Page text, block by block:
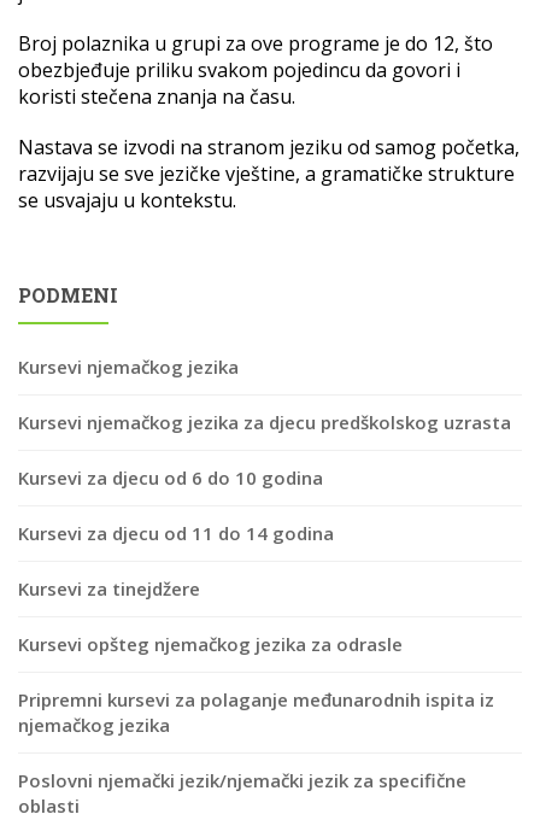
Broj polaznika u grupi za ove programe je do 12, što
obezbjeđuje priliku svakom pojedincu da govori i
koristi stečena znanja na času.
Nastava se izvodi na stranom jeziku od samog početka,
razvijaju se sve jezičke vještine, a gramatičke strukture
se usvajaju u kontekstu.
PODMENI
Kursevi njemačkog jezika
Kursevi njemačkog jezika za djecu predškolskog uzrasta
Kursevi za djecu od 6 do 10 godina
Kursevi za djecu od 11 do 14 godina
Kursevi za tinejdžere
Kursevi opšteg njemačkog jezika za odrasle
Pripremni kursevi za polaganje međunarodnih ispita iz
njemačkog jezika
Poslovni njemački jezik/njemački jezik za specifične
oblasti